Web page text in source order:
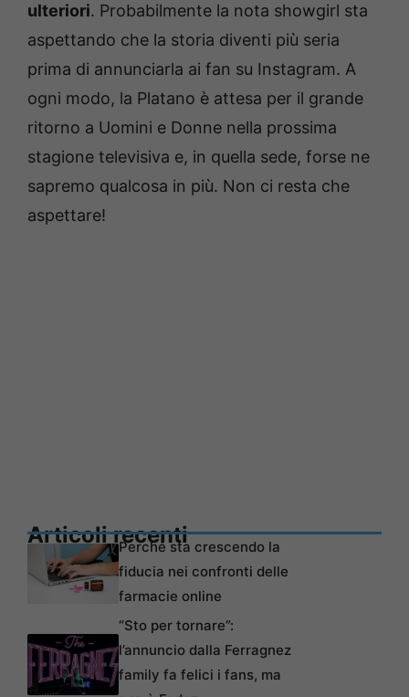
ulteriori. Probabilmente la nota showgirl sta
aspettando che la storia diventi più seria
prima di annunciarla ai fan su Instagram. A
ogni modo, la Platano è attesa per il grande
ritorno a Uomini e Donne nella prossima
stagione televisiva e, in quella sede, forse ne
sapremo qualcosa in più. Non ci resta che
aspettare!
Articoli recentiPerché sta crescendo la
fiducia nei confronti delle
farmacie online
“Sto per tornare”:
l’annuncio dalla Ferragnez
family fa felici i fans, ma